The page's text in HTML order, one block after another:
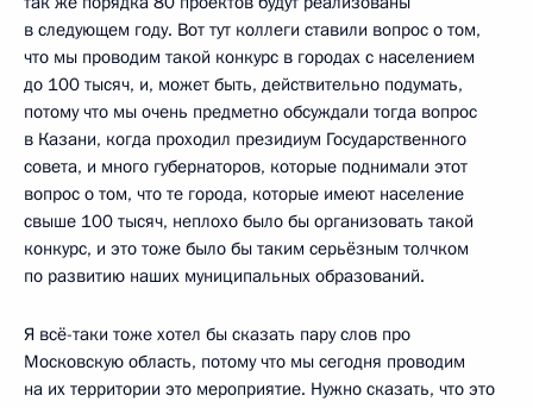
в следующем году. Вот тут коллеги ставили вопрос о том,
что мы проводим такой конкурс в городах с населением
до 100 тысяч, и, может быть, действительно подумать,
потому что мы очень предметно обсуждали тогда вопрос
в Казани, когда проходил президиум Государственного
совета, и много губернаторов, которые поднимали этот
вопрос о том, что те города, которые имеют население
свыше 100 тысяч, неплохо было бы организовать такой
конкурс, и это тоже было бы таким серьёзным толчком
по развитию наших муниципальных образований.
Я всё-таки тоже хотел бы сказать пару слов про
Московскую область, потому что мы сегодня проводим
на их территории это мероприятие. Нужно сказать, что это